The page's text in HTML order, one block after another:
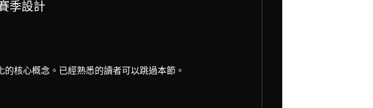
季設計
核心概念。已經熟悉的讀者可以跳過本節。